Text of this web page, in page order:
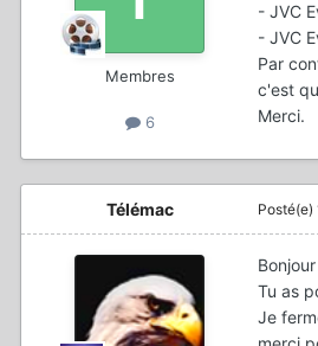
Membres
6
- JVC
- JVC
Par
c'est
Merci.
Télémac Posté(e)
Bonjour
Tu as
Je